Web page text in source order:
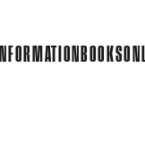
INFORMATION BOOKS